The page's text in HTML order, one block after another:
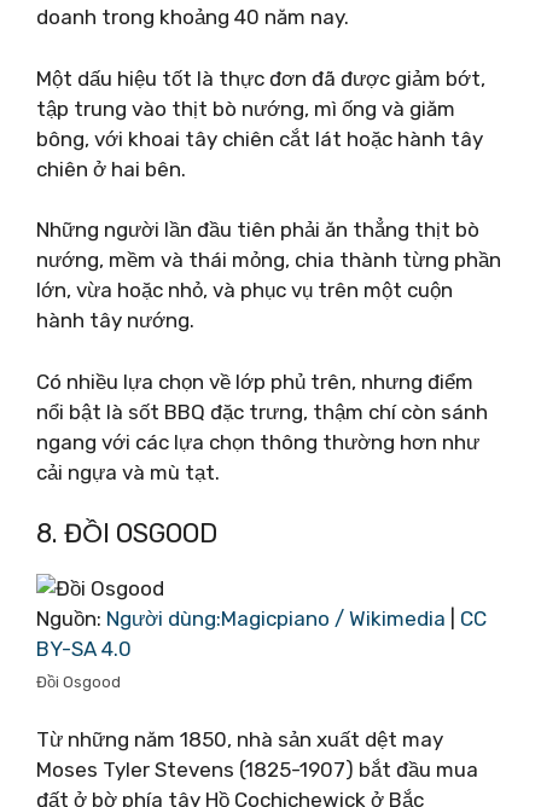
doanh trong khoảng 40 năm nay.
Một dấu hiệu tốt là thực đơn đã được giảm bớt,
tập trung vào thịt bò nướng, mì ống và giăm
bông, với khoai tây chiên cắt lát hoặc hành tây
chiên ở hai bên.
Những người lần đầu tiên phải ăn thẳng thịt bò
nướng, mềm và thái mỏng, chia thành từng phần
lớn, vừa hoặc nhỏ, và phục vụ trên một cuộn
hành tây nướng.
Có nhiều lựa chọn về lớp phủ trên, nhưng điểm
nổi bật là sốt BBQ đặc trưng, ​​​​thậm chí còn sánh
ngang với các lựa chọn thông thường hơn như
cải ngựa và mù tạt.
8. ĐỒI OSGOOD
Nguồn: Người dùng:Magicpiano / Wikimedia
CC
BY-SA 4.0
Đồi Osgood
Từ những năm 1850, nhà sản xuất dệt may
Moses Tyler Stevens (1825-1907) bắt đầu mua
đất ở bờ phía tây Hồ Cochichewick ở Bắc